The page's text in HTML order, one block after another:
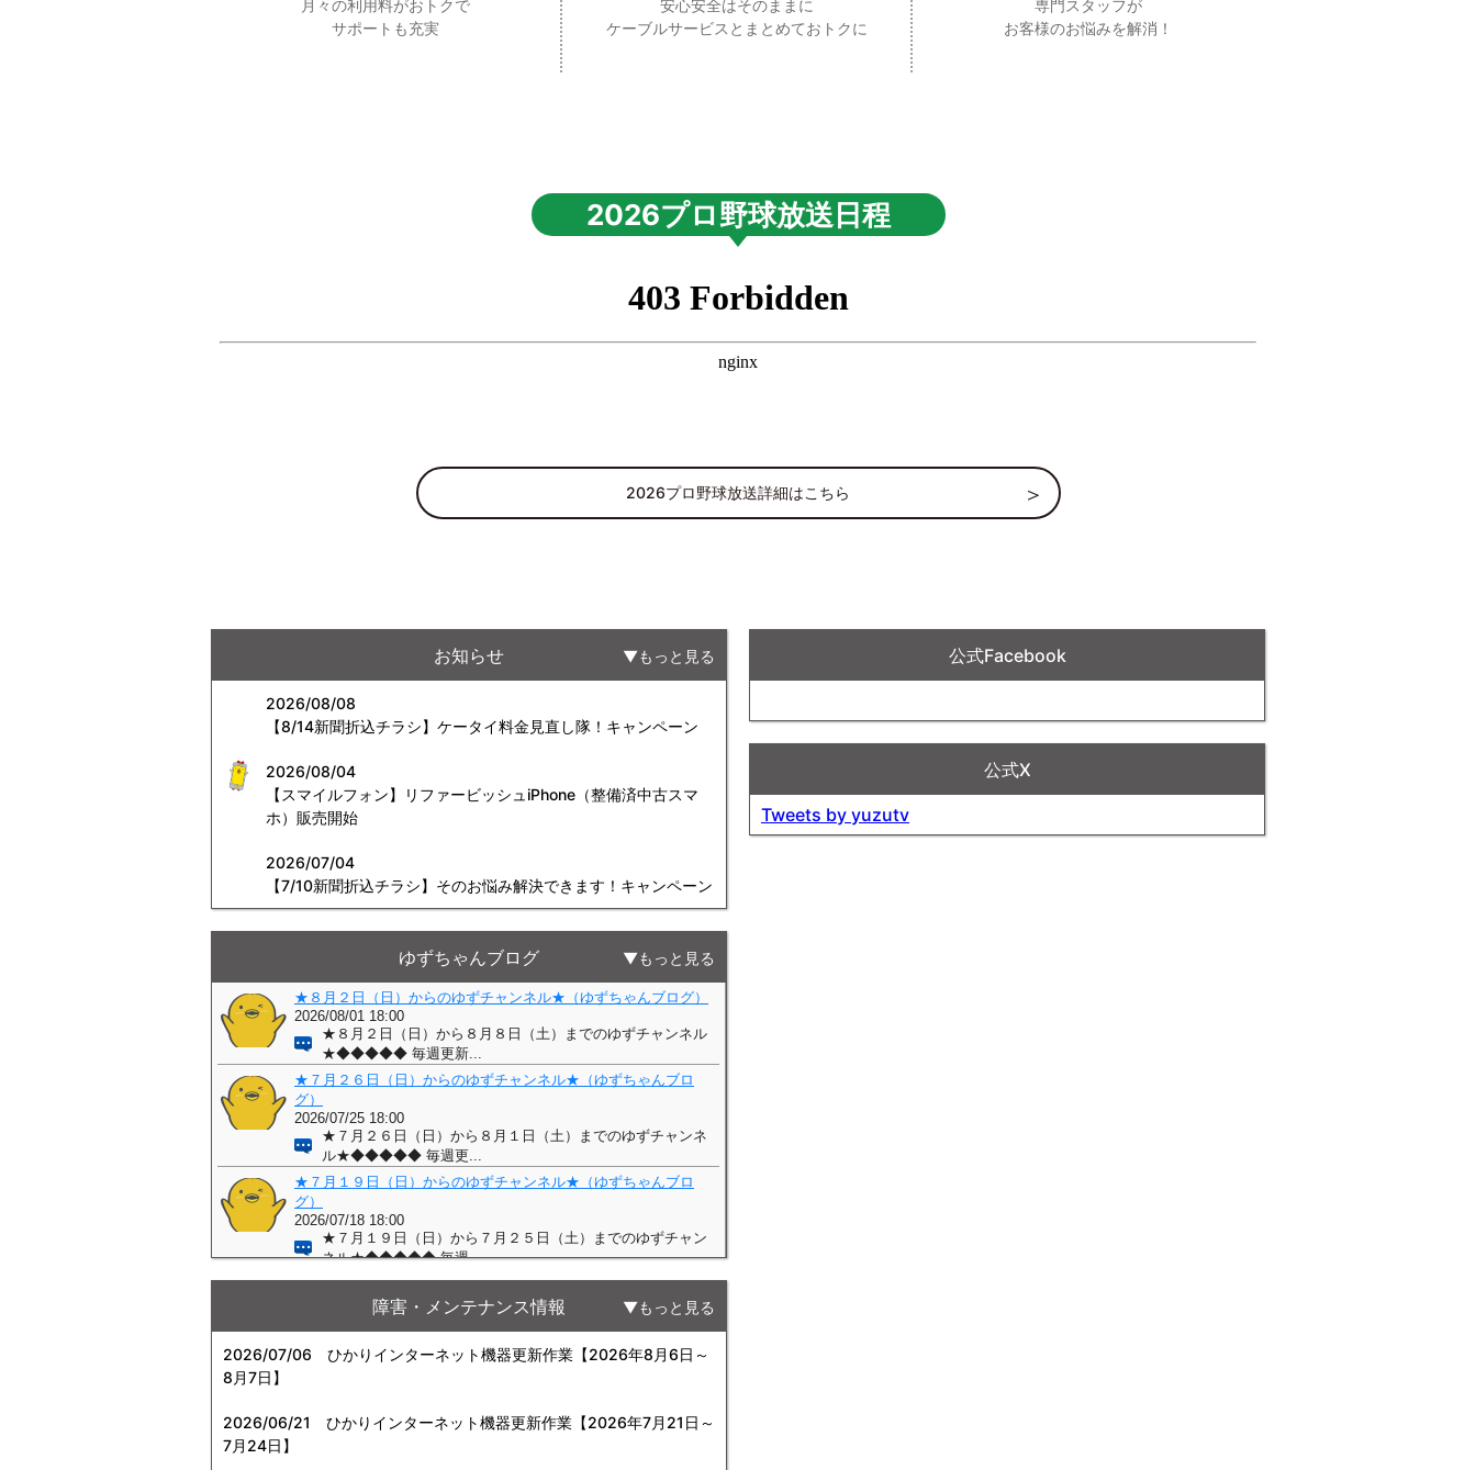
月々の利用料がおトクで
サポートも充実
安心安全はそのままに
ケーブルサービスとまとめておトクに
専門スタッフが
お客様のお悩みを解消！
2026プロ野球放送日程
2026プロ野球放送詳細はこちら
お知らせ もっと見る
2026/08/08
【8/14新聞折込チラシ】ケータイ料金見直し隊！キャンペーン
2026/08/04
【スマイルフォン】リファービッシュiPhone（整備済中古スマ
ホ）販売開始
2026/07/04
【7/10新聞折込チラシ】そのお悩み解決できます！キャンペーン
ゆずちゃんブログ もっと見る
障害・メンテナンス情報 もっと見る
2026/07/06 ひかりインターネット機器更新作業【2026年8月6日～
8月7日】
2026/06/21
ひかりインターネット機器更新作業【2026年7月21日～
7月24日】
公式Facebook
公式X
Tweets by yuzutv